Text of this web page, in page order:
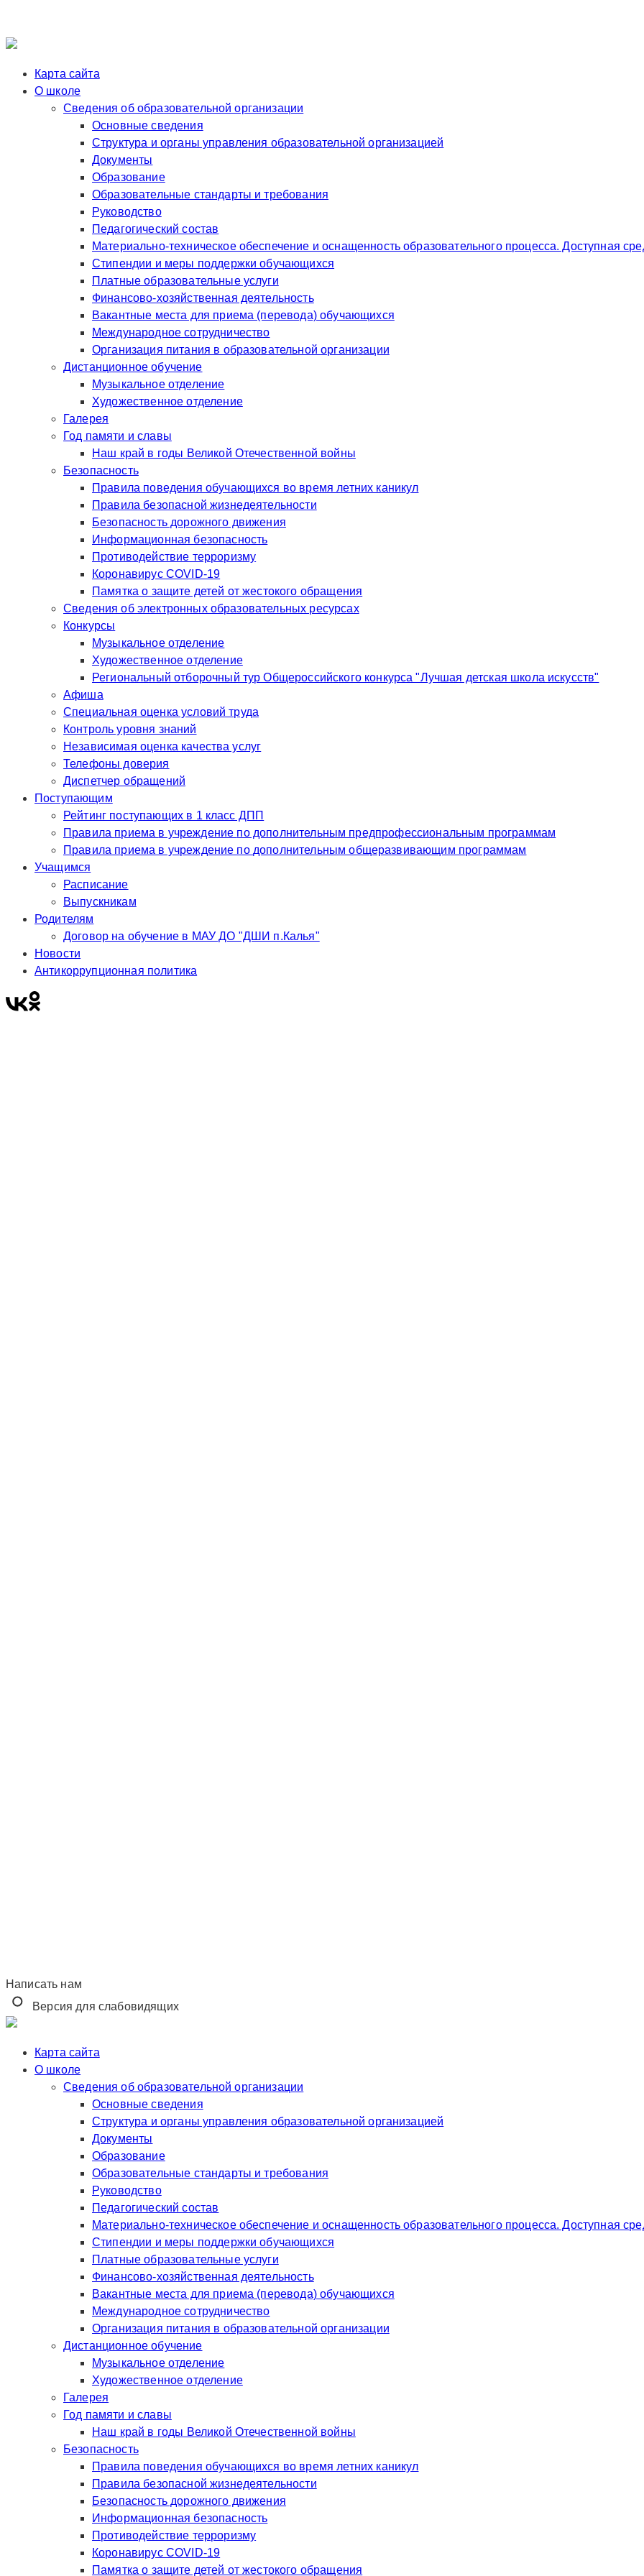
Карта сайта
О школе
Сведения об образовательной организации
Основные сведения
Структура и органы управления образовательной организацией
Документы
Образование
Образовательные стандарты и требования
Руководство
Педагогический состав
Материально-техническое обеспечение и оснащенность образовательного процесса. Доступная
Стипендии и меры поддержки обучающихся
Платные образовательные услуги
Финансово-хозяйственная деятельность
Вакантные места для приема (перевода) обучающихся
Международное сотрудничество
Организация питания в образовательной организации
Дистанционное обучение
Музыкальное отделение
Художественное отделение
Галерея
Год памяти и славы
Наш край в годы Великой Отечественной войны
Безопасность
Правила поведения обучающихся во время летних каникул
Правила безопасной жизнедеятельности
Безопасность дорожного движения
Информационная безопасность
Противодействие терроризму
Коронавирус COVID-19
Памятка о защите детей от жестокого обращения
Сведения об электронных образовательных ресурсах
Конкурсы
Музыкальное отделение
Художественное отделение
Региональный отборочный тур Общероссийского конкурса "Лучшая детская школа искусств"
Афиша
Специальная оценка условий труда
Контроль уровня знаний
Независимая оценка качества услуг
Телефоны доверия
Диспетчер обращений
Поступающим
Рейтинг поступающих в 1 класс ДПП
Правила приема в учреждение по дополнительным предпрофессиональным программам
Правила приема в учреждение по дополнительным общеразвивающим программам
Учащимся
Расписание
Выпускникам
Родителям
Договор на обучение в МАУ ДО "ДШИ п.Калья"
Новости
Антикоррупционная политика
Написать нам
Версия для слабовидящих
Карта сайта
О школе
Сведения об образовательной организации
Основные сведения
Структура и органы управления образовательной организацией
Документы
Образование
Образовательные стандарты и требования
Руководство
Педагогический состав
Материально-техническое обеспечение и оснащенность образовательного процесса. Доступная
Стипендии и меры поддержки обучающихся
Платные образовательные услуги
Финансово-хозяйственная деятельность
Вакантные места для приема (перевода) обучающихся
Международное сотрудничество
Организация питания в образовательной организации
Дистанционное обучение
Музыкальное отделение
Художественное отделение
Галерея
Год памяти и славы
Наш край в годы Великой Отечественной войны
Безопасность
Правила поведения обучающихся во время летних каникул
Правила безопасной жизнедеятельности
Безопасность дорожного движения
Информационная безопасность
Противодействие терроризму
Коронавирус COVID-19
Памятка о защите детей от жестокого обращения